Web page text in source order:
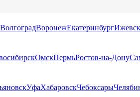
ВолгоградВоронежЕкатеринбургИжевск
ОмскПермьРостов-на-Дону
УфаХабаровскЧебоксары
груза (Стяжка)/ Ремень стяжной с
с пружинным
кольцевой